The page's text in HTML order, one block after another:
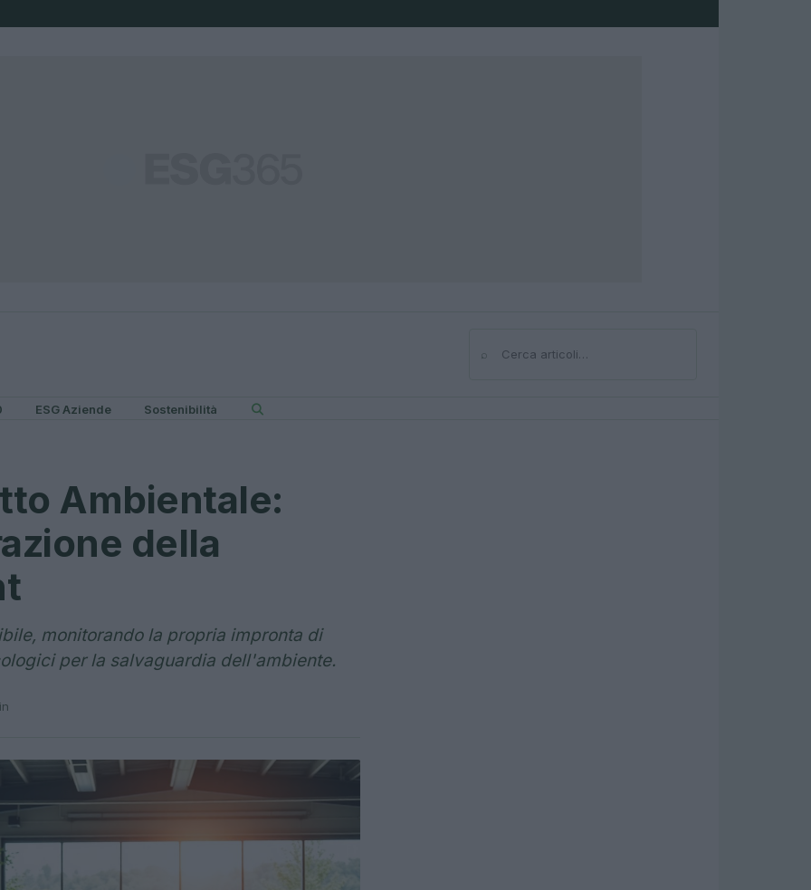
⌕Cerca
ESG Aziende Sostenibilità
Ambientale:
della
monitorando la propria impronta di
per la salvaguardia dell'ambiente.